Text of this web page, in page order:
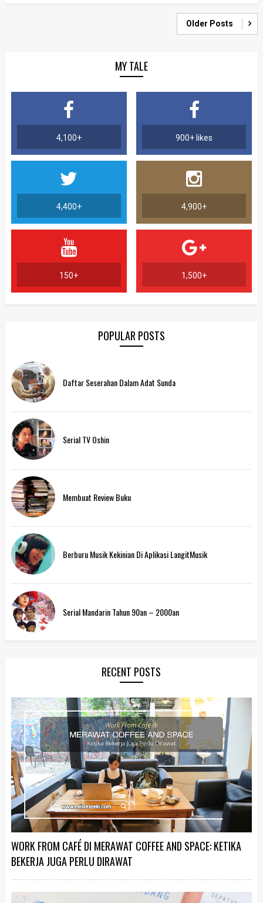
Older Posts
MY TALE
4,100+ 900+ likes
4,400+ 4,900+
150+ 1,500+
POPULAR POSTS
Daftar Seserahan Dalam Adat Sunda
Serial TV Oshin
Membuat Review Buku
Berburu Musik Kekinian Di Aplikasi LangitMusik
Serial Mandarin Tahun 90an – 2000an
RECENT POSTS
WORK FROM CAFÉ DI MERAWAT COFFEE AND SPACE: KETIKA
BEKERJA JUGA PERLU DIRAWAT